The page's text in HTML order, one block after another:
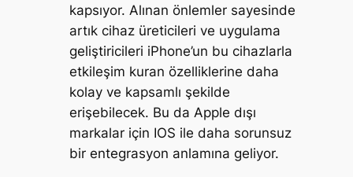
kapsıyor. Alınan önlemler sayesinde
artık cihaz üreticileri ve uygulama
geliştiricileri iPhone’un bu cihazlarla
etkileşim kuran özelliklerine daha
kolay ve kapsamlı şekilde
erişebilecek. Bu da Apple dışı
markalar için IOS ile daha sorunsuz
bir entegrasyon anlamına geliyor.